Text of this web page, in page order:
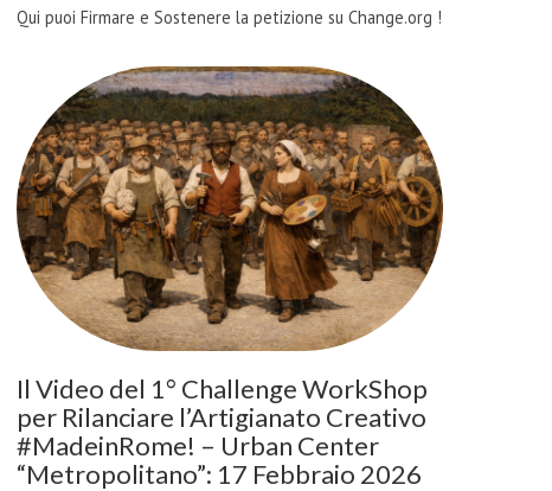
Qui puoi Firmare e Sostenere la petizione su Change.org !
Il Video del 1° Challenge WorkShop
per Rilanciare l’Artigianato Creativo
#MadeinRome! – Urban Center
“Metropolitano”: 17 Febbraio 2026